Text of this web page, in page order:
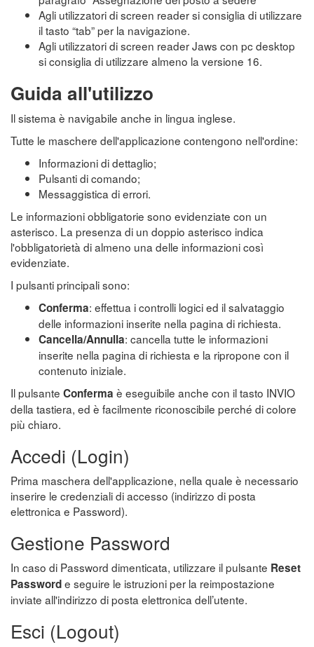
Agli utilizzatori di screen reader si consiglia di utilizzare
il tasto “tab” per la navigazione.
Agli utilizzatori di screen reader Jaws con pc desktop
si consiglia di utilizzare almeno la versione 16.
Guida all'utilizzo
Il sistema è navigabile anche in lingua inglese.
Tutte le maschere dell'applicazione contengono nell'ordine:
Informazioni di dettaglio;
Pulsanti di comando;
Messaggistica di errori.
Le informazioni obbligatorie sono evidenziate con un
asterisco. La presenza di un doppio asterisco indica
l'obbligatorietà di almeno una delle informazioni così
evidenziate.
I pulsanti principali sono:
Conferma: effettua i controlli logici ed il salvataggio
delle informazioni inserite nella pagina di richiesta.
Cancella/Annulla: cancella tutte le informazioni
inserite nella pagina di richiesta e la ripropone con il
contenuto iniziale.
Il pulsante Conferma è eseguibile anche con il tasto INVIO
della tastiera, ed è facilmente riconoscibile perché di colore
più chiaro.
Accedi (Login)
Prima maschera dell'applicazione, nella quale è necessario
inserire le credenziali di accesso (indirizzo di posta
elettronica e Password).
Gestione Password
In caso di Password dimenticata, utilizzare il pulsante Reset
Passworde seguire le istruzioni per la reimpostazione
inviate all'indirizzo di posta elettronica dell’utente.
Esci (Logout)